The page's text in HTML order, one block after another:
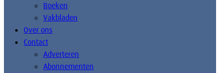
Boeken
Vakbladen
Over ons
Contact
Adverteren
Abonnementen